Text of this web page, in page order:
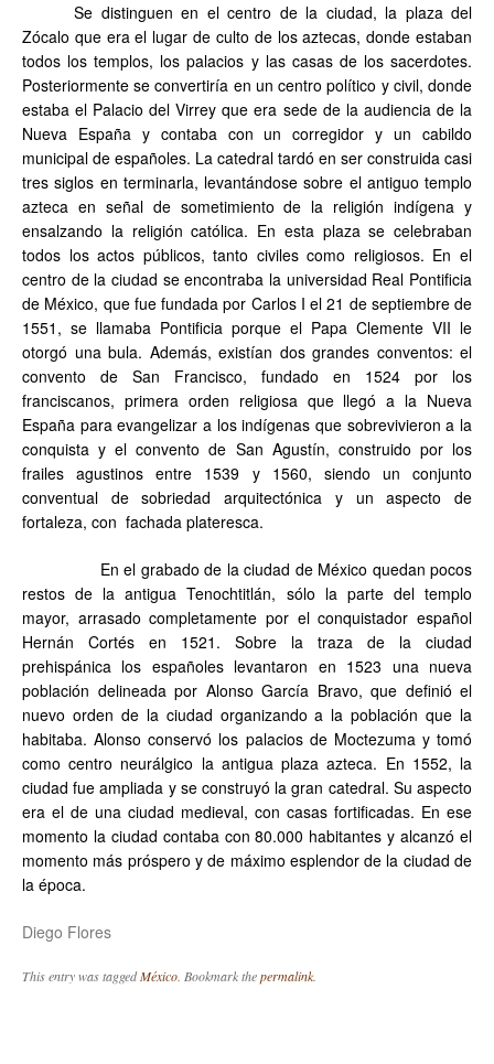
Se distinguen en el centro de la ciudad, la plaza del
Zócalo que era el lugar de culto de los aztecas, donde estaban
todos los templos, los palacios y las casas de los sacerdotes.
Posteriormente se convertiría en un centro político y civil, donde
estaba el Palacio del Virrey que era sede de la audiencia de la
Nueva España y contaba con un corregidor y un cabildo
municipal de españoles. La catedral tardó en ser construida casi
tres siglos en terminarla, levantándose sobre el antiguo templo
azteca en señal de sometimiento de la religión indígena y
ensalzando la religión católica. En esta plaza se celebraban
todos los actos públicos, tanto civiles como religiosos. En el
centro de la ciudad se encontraba la universidad Real Pontificia
de México, que fue fundada por Carlos I el 21 de septiembre de
1551, se llamaba Pontificia porque el Papa Clemente VII le
otorgó una bula. Además, existían dos grandes conventos: el
convento de San Francisco, fundado en 1524 por los
franciscanos, primera orden religiosa que llegó a la Nueva
España para evangelizar a los indígenas que sobrevivieron a la
conquista y el convento de San Agustín, construido por los
frailes agustinos entre 1539 y 1560, siendo un conjunto
conventual de sobriedad arquitectónica y un aspecto de
fortaleza, con fachada plateresca.
En el grabado de la ciudad de México quedan pocos
restos de la antigua Tenochtitlán, sólo la parte del templo
mayor, arrasado completamente por el conquistador español
Hernán Cortés en 1521. Sobre la traza de la ciudad
prehispánica los españoles levantaron en 1523 una nueva
población delineada por Alonso García Bravo, que definió el
nuevo orden de la ciudad organizando a la población que la
habitaba. Alonso conservó los palacios de Moctezuma y tomó
como centro neurálgico la antigua plaza azteca. En 1552, la
ciudad fue ampliada y se construyó la gran catedral. Su aspecto
era el de una ciudad medieval, con casas fortificadas. En ese
momento la ciudad contaba con 80.000 habitantes y alcanzó el
momento más próspero y de máximo esplendor de la ciudad de
la época.
Diego Flores
This entry was taggedMéxico. Bookmark thepermalink.